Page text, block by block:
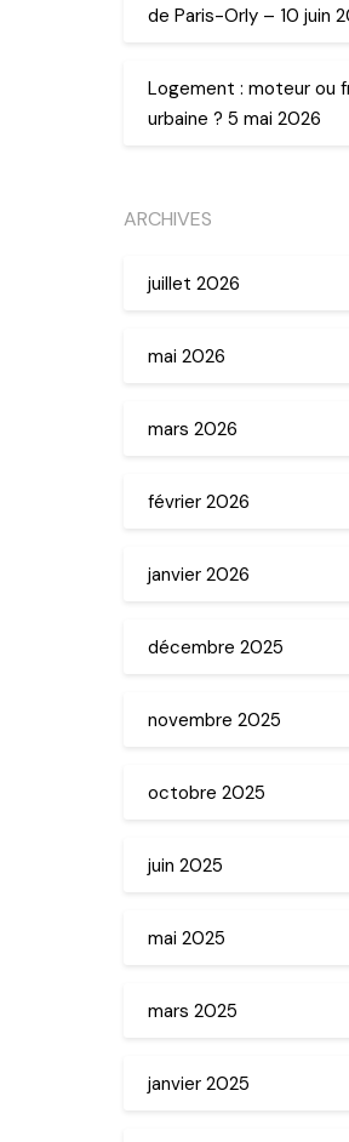
de Paris-Orly – 10 juin
Logement : moteur ou
urbaine ? 5 mai 2026
ARCHIVES
juillet 2026
mai 2026
mars 2026
février 2026
janvier 2026
décembre 2025
novembre 2025
octobre 2025
juin 2025
mai 2025
mars 2025
janvier 2025